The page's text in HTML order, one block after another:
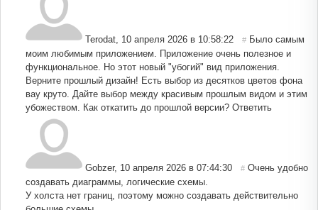
Terodat, 10 апреля 2026 в 10:58:22 # Было самым
моим любимым приложением. Приложение очень полезное и
функциональное. Но этот новый "убогий" вид приложения.
Верните прошлый дизайн! Есть выбор из десятков цветов фона
вау круто. Дайте выбор между красивым прошлым видом и этим
убожеством. Как откатить до прошлой версии? Ответить
Gobzer, 10 апреля 2026 в 07:44:30 # Очень удобно
создавать диаграммы, логические схемы.
У холста нет границ, поэтому можно создавать действительно